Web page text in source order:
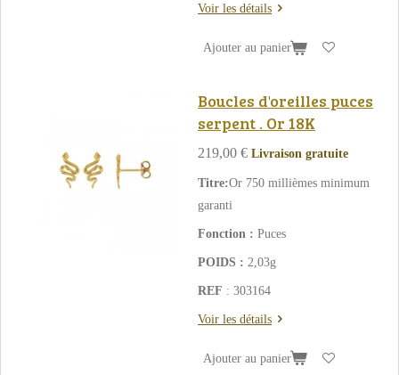
Voir les détails
Ajouter au panier
Boucles d'oreilles puces
serpent . Or 18K
219,00 € Livraison gratuite
Titre:Or 750 millièmes minimum
garanti
Fonction : Puces
POIDS : 2,03g
REF : 303164
Voir les détails
Ajouter au panier